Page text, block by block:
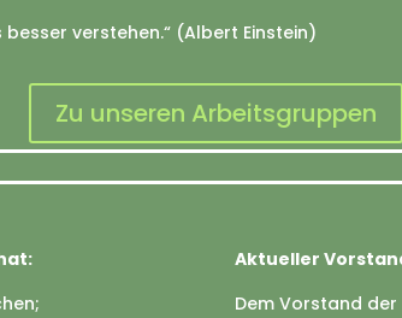
verstehen.“ (Albert Einstein)
Zu unseren Arbeitsgruppen
Aktueller
Dem Vorstand der